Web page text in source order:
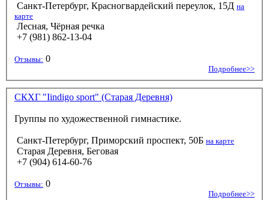
Санкт-Петербург, Красногвардейский переулок, 15Д на
карте
Лесная, Чёрная речка
+7 (981) 862-13-04
Отзывы: 0
Подробнее>>
СКХГ "Iindigo sport" (Старая Деревня)
Группы по художественной гимнастике.
Санкт-Петербург, Приморский проспект, 50Б на карте
Старая Деревня, Беговая
+7 (904) 614-60-76
Отзывы: 0
Подробнее>>